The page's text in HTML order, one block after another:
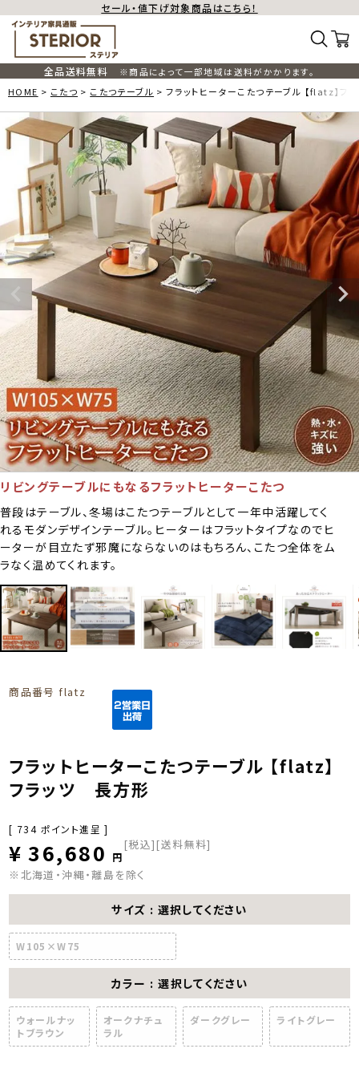
セール・値下げ対象商品はこちら！
全品送料無料
※商品によって一部地域は送料がかかります。
HOME
こたつ こたつテーブル フラットヒーターこたつテーブル 【flatz】フ
リビングテーブルにもなるフラットヒーターこたつ
普段はテーブル、冬場はこたつテーブルとして一年中活躍してく
れるモダンデザインテーブル。ヒーターはフラットタイプなのでヒ
ーターが目立たず邪魔にならないのはもちろん、こたつ全体をム
ラなく温めてくれます。
商品番号 flatz
フラットヒーターこたつテーブル 【flatz】
フラッツ 長方形
[ 734 ポイント進呈 ]
¥ 36,680 税込 [送料無料]
※北海道・沖縄・離島を除く
サイズ 選択してください
W105×W75
カラー 選択してください
ウォールナッ
トブラウン
オークナチュ
ラル
ダークグレー ライトグレー